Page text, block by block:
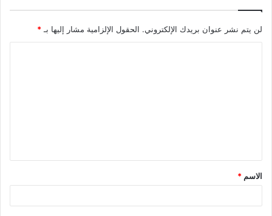
لن يتم نشر عنوان بريدك الإلكتروني. الحقول الإلزامية مشار إليها بـ *
ق
*
الاسم *